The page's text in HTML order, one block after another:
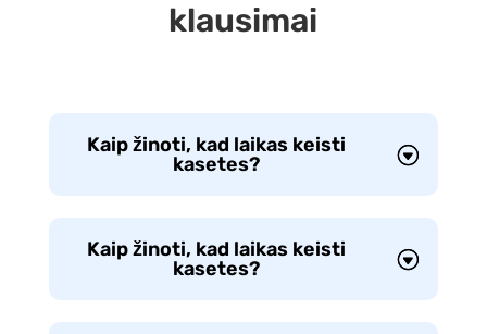
klausimai
Kaip žinoti, kad laikas keisti
kasetes?
Kaip žinoti, kad laikas keisti
kasetes?